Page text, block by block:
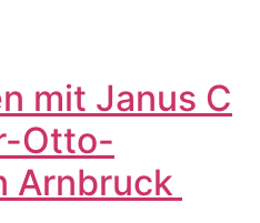
mit Janus C
Otto-
Arnbruck